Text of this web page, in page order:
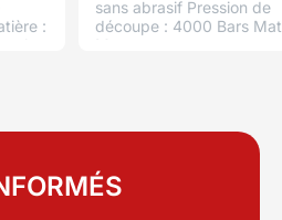
:
sans abrasif Pression de
découpe : 4000 Bars